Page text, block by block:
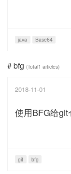
java Base64
# bfg (Total1 articles)
2018-11-01
使用BFG给git
git bfg